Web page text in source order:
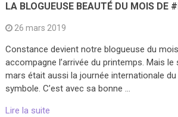
LA BLOGUEUSE BEAUTÉ DU MOIS DE
26 mars 2019
Constance devient notre blogueuse du
accompagne l’arrivée du printemps. Mais
mars était aussi la journée internationale du
symbole. C’est avec sa bonne …
Lire la suite